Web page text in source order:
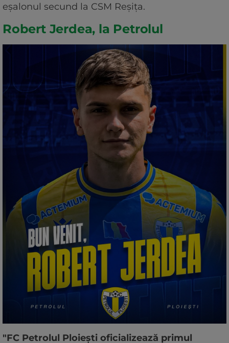
eşalonul secund la CSM Reşiţa.
Robert Jerdea, la Petrolul
"FC Petrolul Ploieşti oficializează primul